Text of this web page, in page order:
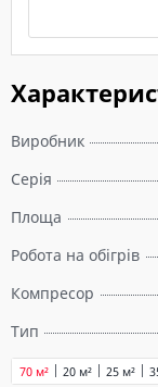
Виробник
Серія
Площа
Робота на обігрів
Компресор
Тип
20 м² 25 м²
70 м²